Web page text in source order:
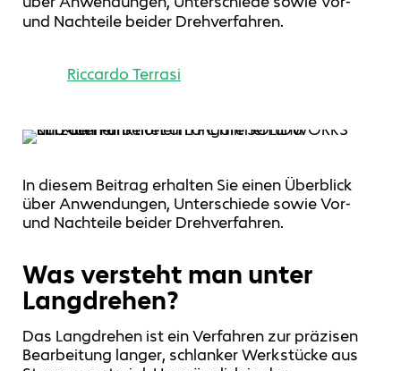
und Nachteile beider Drehverfahren.
Riccardo Terrasi
In diesem Beitrag erhalten Sie einen Überblick
über Anwendungen, Unterschiede sowie Vor-
und Nachteile beider Drehverfahren.
Was versteht man unter
Langdrehen?
Das Langdrehen ist ein Verfahren zur präzisen
Bearbeitung langer, schlanker Werkstücke aus